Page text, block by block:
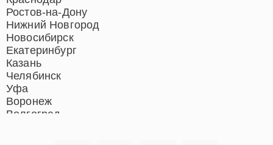
Ростов-на-Дону
Нижний Новгород
Новосибирск
Екатеринбург
Казань
Челябинск
Уфа
Воронеж
Волгоград